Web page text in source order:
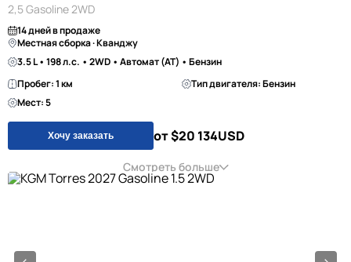
2,5 Gasoline 2WD
14 дней в продаже
Местная сборка · Кванджу
3.5 L • 198 л.с. • 2WD • Автомат (AT) • Бензин
Пробег: 1 км
Тип двигателя: Бензин
Мест: 5
Хочу заказать от $20 134USD
Смотреть больше